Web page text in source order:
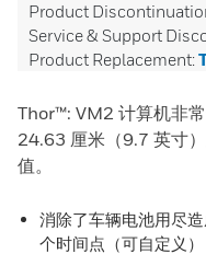
Product
Service & Support
Product Replacement:
Thor™: VM2 计算机非
24.63 厘米（9.7 英寸
值。
消除了车辆电池用尽
个时间点（可自定义